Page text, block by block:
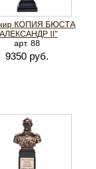
КОПИЯ БЮСТА
II"
арт. 88
9350 руб.